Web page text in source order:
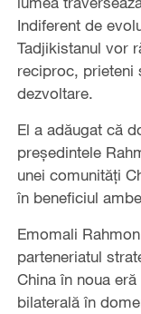
Indiferent de
Tadjikistanul vor
reciproc, prieteni
dezvoltare.
El a adăugat că
președintele
unei comunități
în beneficiul
Emomali
parteneriatul
China în noua
bilaterală în